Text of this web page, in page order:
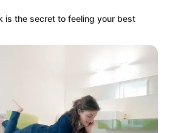
is the secret to feeling your best